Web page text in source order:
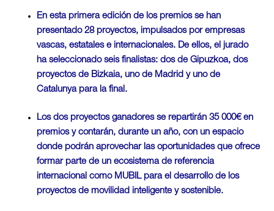
En esta primera edición de los premios se han
presentado 28 proyectos, impulsados por empresas
vascas, estatales e internacionales. De ellos, el jurado
ha seleccionado seis finalistas: dos de Gipuzkoa, dos
proyectos de Bizkaia, uno de Madrid y uno de
Catalunya para la final.
Los dos proyectos ganadores se repartirán 35 000€ en
premios y contarán, durante un año, con un espacio
donde podrán aprovechar las oportunidades que ofrece
formar parte de un ecosistema de referencia
internacional como MUBIL para el desarrollo de los
proyectos de movilidad inteligente y sostenible.